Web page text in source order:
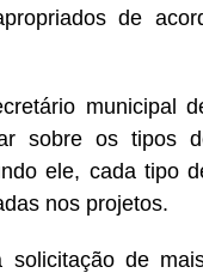
de
municipal
sobre os tipos
ele, cada tipo
nos projetos.
de